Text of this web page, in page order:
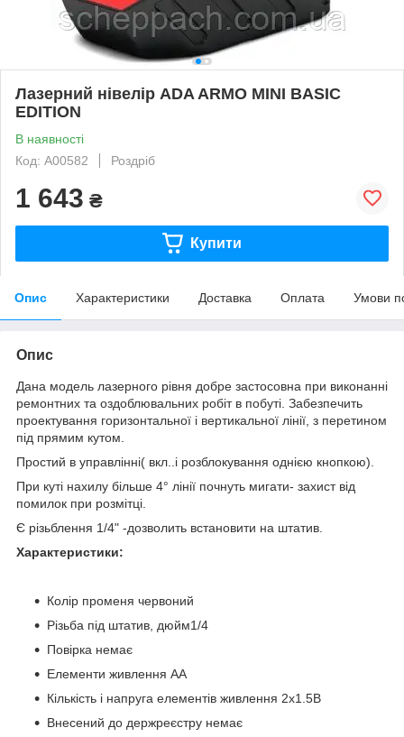
Лазерний нівелір ADA ARMO MINI BASIC
EDITION
В наявності
Код: A00582
Роздріб
1 643 ₴
Купити
Опис Характеристики Доставка Оплата Умови
Опис
Дана модель лазерного рівня добре застосовна при виконанні
ремонтних та оздоблювальних робіт в побуті. Забезпечить
проектування горизонтальної і вертикальної лінії, з перетином
під прямим кутом.
Простий в управлінні( вкл..і розблокування однією кнопкою).
При куті нахилу більше 4° лінії почнуть мигати- захист від
помилок при розмітці.
Є різьблення 1/4" -дозволить встановити на штатив.
Характеристики:
Колір променя червоний
Різьба під штатив, дюйм1/4
Повірка немає
Елементи живлення AA
Кількість і напруга елементів живлення 2х1.5B
Внесений до держреєстру немає